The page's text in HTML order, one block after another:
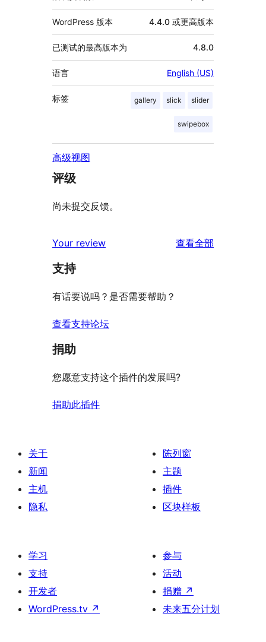
WordPress 版本 4.4.0 或更高版本
已测试的最高版本为 4.8.0
语言 English (US)
标签 gallery slick slider
swipebox
高级视图
评级
尚未提交反馈。
Your review 查看全部
支持
有话要说吗？是否需要帮助？
查看支持论坛
捐助
您愿意支持这个插件的发展吗?
捐助此插件
关于
新闻
主机
隐私
陈列窗
主题
插件
区块样板
学习
支持
开发者
WordPress.tv ↗
参与
活动
捐赠 ↗
未来五分计划